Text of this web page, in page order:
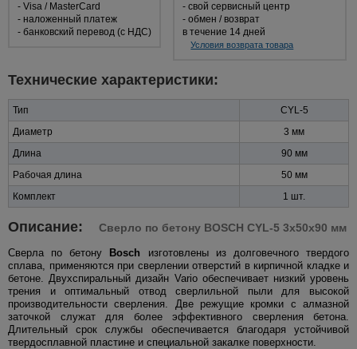
- Visa / MasterCard
- наложенный платеж
- банковский перевод (с НДС)
- свой сервисный центр
- обмен / возврат
в течение 14 дней
Условия возврата товара
Технические характеристики:
Тип
CYL-5
Диаметр
3 мм
Длина
90 мм
Рабочая длина
50 мм
Комплект
1 шт.
Описание: Сверло по бетону BOSCH CYL-5 3x50x90 мм
Сверла по бетону Bosch изготовлены из долговечного твердого
сплава, применяются при сверлении отверстий в кирпичной кладке и
бетоне. Двухспиральный дизайн Vario обеспечивает низкий уровень
трения и оптимальный отвод сверлильной пыли для высокой
производительности сверления. Две режущие кромки с алмазной
заточкой служат для более эффективного сверления бетона.
Длительный срок службы обеспечивается благодаря устойчивой
твердосплавной пластине и специальной закалке поверхности.